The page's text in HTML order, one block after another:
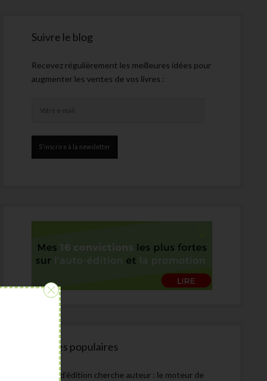
Suivre le blog
Recevez régulièrement les meilleures idées pour
augmenter les ventes de vos livres :
Articles populaires
Maison d’édition cherche auteur : le moteur de